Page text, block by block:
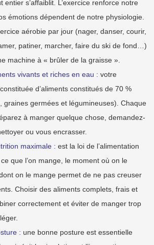
entier s’affaiblit. L’exercice renforce notre
émotions dépendent de notre physiologie.
aérobie par jour (nager, danser, courir,
patiner, marcher, faire du ski de fond…)
machine à « brûler de la graisse ».
vivants et riches en eau : votre
d’aliments constitués de 70 %
graines germées et légumineuses). Chaque
à manger quelque chose, demandez-
ou vous encrasser.
maximale : est la loi de l’alimentation
que l’on mange, le moment où on le
on le mange permet de ne pas creuser
Choisir des aliments complets, frais et
correctement et éviter de manger trop
: une bonne posture est essentielle